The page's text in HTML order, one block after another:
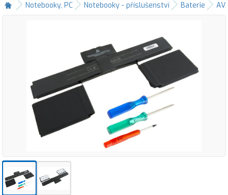
Notebooky, PC Notebooky - příslušenství Baterie